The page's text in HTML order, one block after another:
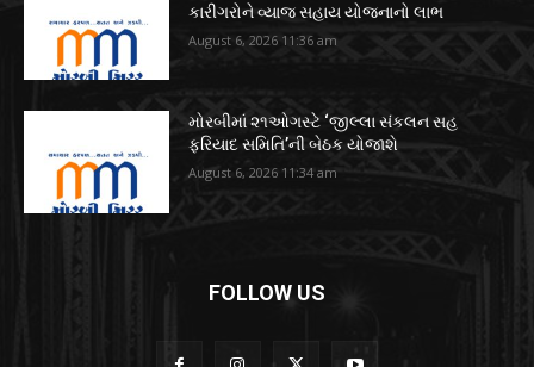
કારીગરોને વ્યાજ સહાય યોજનાનો લાભ
August 6, 2026 11:36 am
મોરબીમાં ૨૧ઓગસ્ટે ‘જીલ્લા સંકલન સહ
ફરિયાદ સમિતિ’ની બેઠક યોજાશે
August 6, 2026 11:34 am
FOLLOW US